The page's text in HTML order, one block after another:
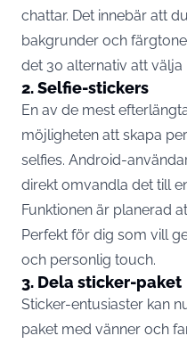
chattar. Det innebär att
bakgrunder och
det 30 alternativ att välja
2. Selfie-stickers
En av de mest
möjligheten att skapa
selfies. Android-
direkt omvandla det till
Funktionen är planerad
Perfekt för dig som vill
och personlig touch.
3. Dela sticker-paket
Sticker-entusiaster kan
paket med vänner och